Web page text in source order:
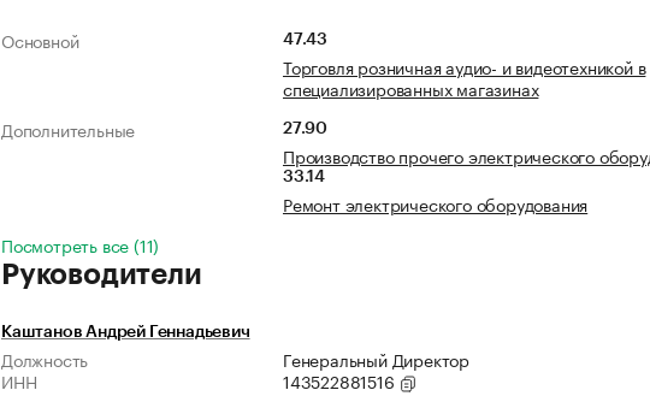
Основной 47.43
Торговля розничная аудио- и видеотехникой в
специализированных магазинах
Дополнительные
27.90
Производство прочего электрического
33.14
Ремонт электрического оборудования
Посмотреть все (11)
Руководители
Каштанов Андрей Геннадьевич
Должность
Генеральный Директор
ИНН
143522881516